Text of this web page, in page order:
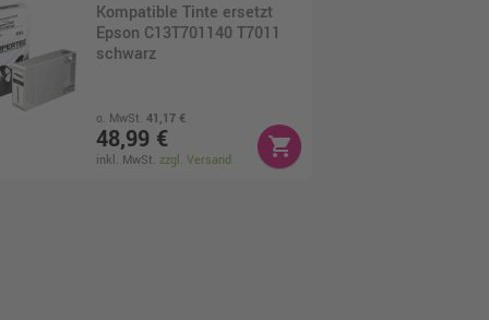
Kompatible Tinte ersetzt
Epson C13T701140 T7011
schwarz
o. MwSt.41,17 €
48,99 €
inkl. MwSt.zzgl. Versand
shopping_cart